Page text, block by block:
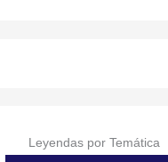
Leyendas por Temática